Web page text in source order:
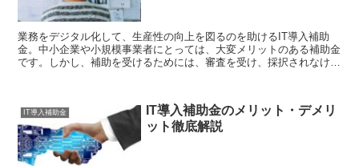
業務をデジタル化して、生産性の向上を図るのを助けるIT導入補助
金。中小企業や小規模事業者にとっては、大変メリットのある補助金
です。しかし、補助を受けるためには、審査を受け、採択されなけれ
IT導入補助金
IT導入補助金のメリット・デメリ
ット徹底解説